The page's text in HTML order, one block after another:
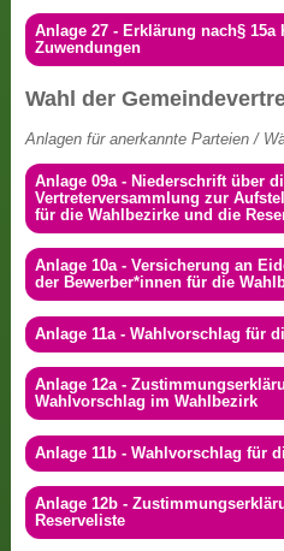
Anlage 27 - Erklärung nach§ 15a
Zuwendungen
Wahl der
Anlagen für anerkannte Parteien /
Anlage 09a - Niederschrift über
Vertreterversammlung zur
für die Wahlbezirke und die
Anlage 10a - Versicherung an
der Bewerber*innen für die
Anlage 11a - Wahlvorschlag für
Anlage 12a -
Wahlvorschlag im Wahlbezirk
Anlage 11b - Wahlvorschlag für
Anlage 12b -
Reserveliste